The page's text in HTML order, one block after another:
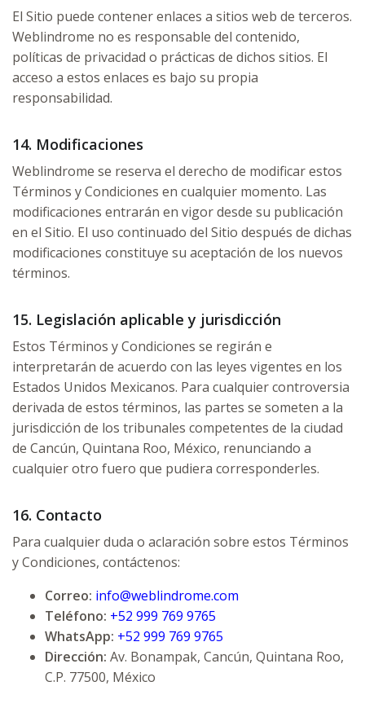
El Sitio puede contener enlaces a sitios web de terceros.
Weblindrome no es responsable del contenido,
políticas de privacidad o prácticas de dichos sitios. El
acceso a estos enlaces es bajo su propia
responsabilidad.
14. Modificaciones
Weblindrome se reserva el derecho de modificar estos
Términos y Condiciones en cualquier momento. Las
modificaciones entrarán en vigor desde su publicación
en el Sitio. El uso continuado del Sitio después de dichas
modificaciones constituye su aceptación de los nuevos
términos.
15. Legislación aplicable y jurisdicción
Estos Términos y Condiciones se regirán e
interpretarán de acuerdo con las leyes vigentes en los
Estados Unidos Mexicanos. Para cualquier controversia
derivada de estos términos, las partes se someten a la
jurisdicción de los tribunales competentes de la ciudad
de Cancún, Quintana Roo, México, renunciando a
cualquier otro fuero que pudiera corresponderles.
16. Contacto
Para cualquier duda o aclaración sobre estos Términos
y Condiciones, contáctenos:
Correo: info@weblindrome.com
Teléfono: +52 999 769 9765
WhatsApp: +52 999 769 9765
Dirección: Av. Bonampak, Cancún, Quintana Roo,
C.P. 77500, México